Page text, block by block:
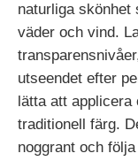
naturliga skönhet
väder och vind.
utseendet efter
lätta att
traditionell färg.
noggrant och